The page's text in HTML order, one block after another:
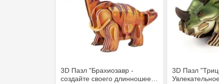
3D Пазл "Брахиозавр -
создайте своего длинношее…
3D Пазл